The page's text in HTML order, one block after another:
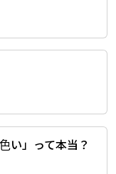
い」って本当？